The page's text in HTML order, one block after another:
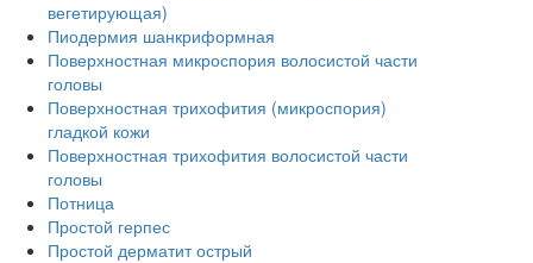
вегетирующая)
Пиодермия шанкриформная
Поверхностная микроспория волосистой части
головы
Поверхностная трихофития (микроспория)
гладкой кожи
Поверхностная трихофития волосистой части
головы
Потница
Простой герпес
Простой дерматит острый